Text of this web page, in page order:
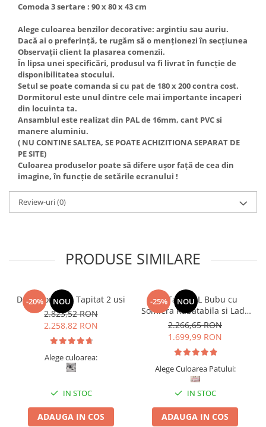
Comoda 3 sertare : 90 x 80 x 43 cm
Alege culoarea benzilor decorative: argintiu sau auriu.
Dacă ai o preferință, te rugăm să o menționezi în secțiunea
Observații client la plasarea comenzii.
În lipsa unei specificări, produsul va fi livrat în funcție de
disponibilitatea stocului.
Setul se poate comanda si cu pat de 180 x 200 contra cost.
Dormitorul este unul dintre cele mai importante incaperi
din locuinta ta.
Ansamblul este realizat din PAL de 16mm, cant PVC si
manere aluminiu.
( NU CONTINE SALTEA, SE POATE ACHIZITIONA SEPARAT DE
PE SITE)
Culoarea produselor poate să difere ușor față de cea din
imagine, în funcție de setările ecranului !
Review-uri(0)
PRODUSE SIMILARE
-20% NOU
Dormitor Vista Tapitat 2 usi
2.823,52 RON
2.258,82 RON
Alege culoarea:
IN STOC
ADAUGA IN COS
-25% NOU
Pat Tapitat L Bubu cu
Somiera Rabatabila si Lada
de depozitare
2.266,65 RON
1.699,99 RON
Alege Culoarea Patului:
IN STOC
ADAUGA IN COS